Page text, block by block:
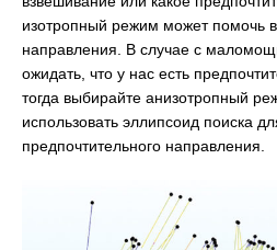
изотропный режим может помочь
направления. В случае с
ожидать, что у нас есть
тогда выбирайте анизотропный
использовать эллипсоид поиска
предпочтительного направления.